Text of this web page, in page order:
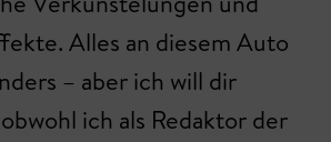
Alles an diesem Auto
– aber ich will dir
ich als Redaktor der